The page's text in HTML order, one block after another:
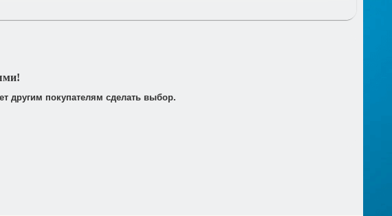
высылается счёт по электронной почте для его оплаты в банке в
другим покупателям сделать выбор.